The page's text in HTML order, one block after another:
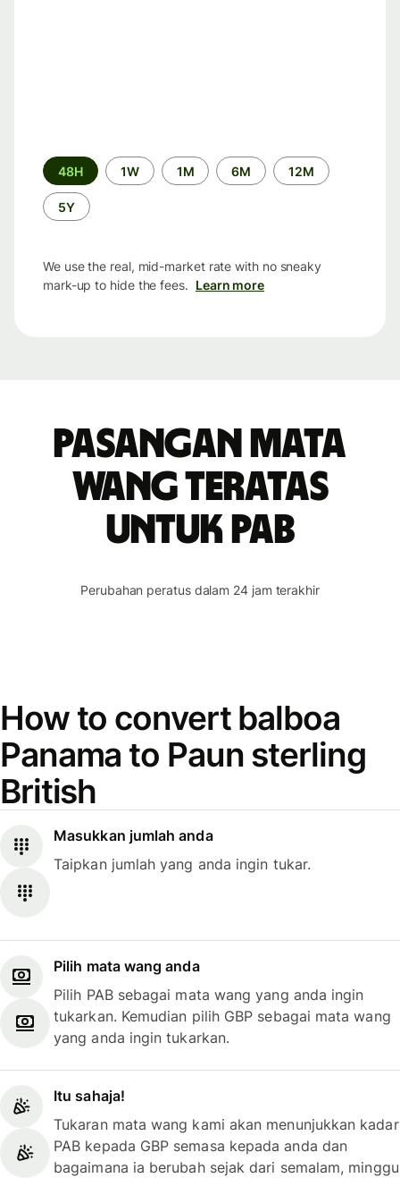
Time
period
48H 1W 1M 6M 12M
5Y
We use the real, mid-market rate with no sneaky
mark-up to hide the fees. Learn more
Pasangan mata
wang teratas
untuk PAB
Perubahan peratus dalam 24 jam terakhir
How to convert balboa
Panama to Paun sterling
British
Masukkan jumlah anda
Taipkan jumlah yang anda ingin tukar.
Pilih mata wang anda
Pilih PAB sebagai mata wang yang anda ingin
tukarkan. Kemudian pilih GBP sebagai mata wang
yang anda ingin tukarkan.
Itu sahaja!
Tukaran mata wang kami akan menunjukkan kadar
PAB kepada GBP semasa kepada anda dan
bagaimana ia berubah sejak dari semalam, minggu